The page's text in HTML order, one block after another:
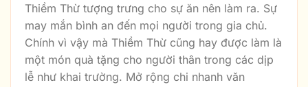
Thiềm Thừ tượng trưng cho sự ăn nên làm ra. Sự
may mắn bình an đến mọi người trong gia chủ.
Chính vì vậy mà Thiềm Thừ cũng hay được làm là
một món quà tặng cho người thân trong các dịp
lễ như khai trường. Mở rộng chi nhanh văn